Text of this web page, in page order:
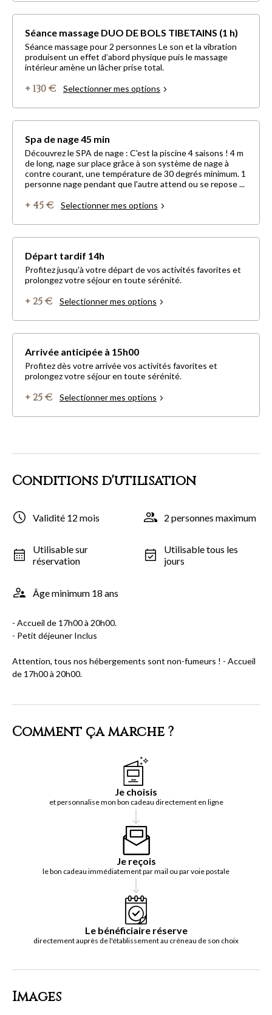
Séance massage DUO DE BOLS TIBETAINS (1 h)
Séance massage pour 2 personnes Le son et la vibration
produisent un effet d’abord physique puis le massage
intérieur amène un lâcher prise total.
+ 130 € Selectionner mes options
Spa de nage 45 min
Découvrez le SPA de nage : C'est la piscine 4 saisons ! 4 m
de long, nage sur place grâce à son système de nage à
contre courant, une température de 30 degrés minimum. 1
personne nage pendant que l'autre attend ou se repose ...
+ 45 € Selectionner mes options
Départ tardif 14h
Profitez jusqu'à votre départ de vos activités favorites et
prolongez votre séjour en toute sérénité.
+ 25 € Selectionner mes options
Arrivée anticipée à 15h00
Profitez dès votre arrivée vos activités favorites et
prolongez votre séjour en toute sérénité.
+ 25 € Selectionner mes options
Conditions d'utilisation
Validité 12 mois 2 personnes maximum
Utilisable sur
réservation
Utilisable tous les
jours
Âge minimum 18 ans
- Accueil de 17h00 à 20h00.
- Petit déjeuner Inclus
Attention, tous nos hébergements sont non-fumeurs ! - Accueil
de 17h00 à 20h00.
Comment ça marche ?
Je choisis
et personnalise mon bon cadeau directement en ligne
Je reçois
le bon cadeau immédiatement par mail ou par voie postale
Le bénéficiaire réserve
directement auprès de l'établissement au créneau de son choix
Images